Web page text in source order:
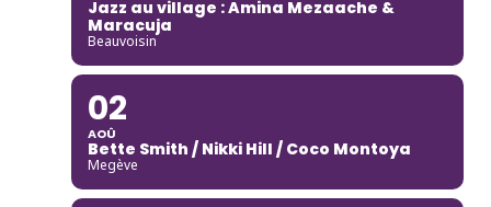
Jazz au village : Amina Mezaache &
Maracuja
Beauvoisin
02
AOÛ
Bette Smith / Nikki Hill / Coco Montoya
Megève